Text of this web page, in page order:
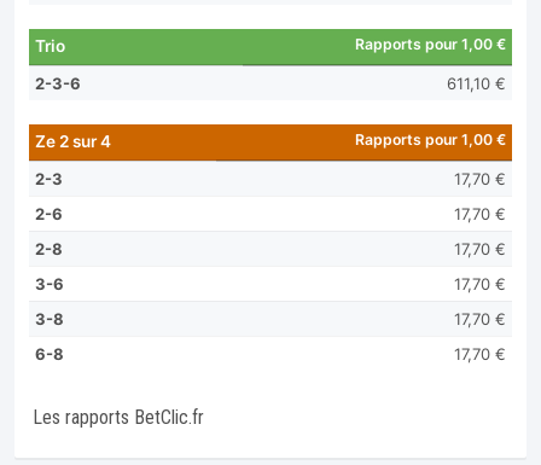
Trio Rapports pour 1,00 €
2-3-6 611,10 €
Ze 2 sur 4 Rapports pour 1,00 €
2-3
17,70 €
2-6
17,70 €
2-8
17,70 €
3-6
17,70 €
3-8
17,70 €
6-8
17,70 €
Les rapports BetClic.fr